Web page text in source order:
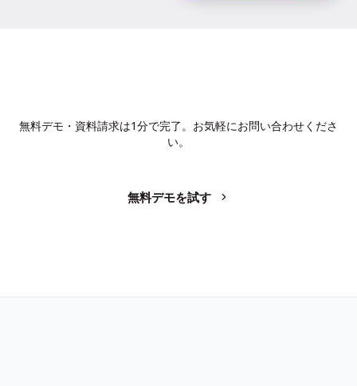
無料デモ・資料請求は1分で完了。お気軽にお問い合わせくださ
い。
無料デモを試す